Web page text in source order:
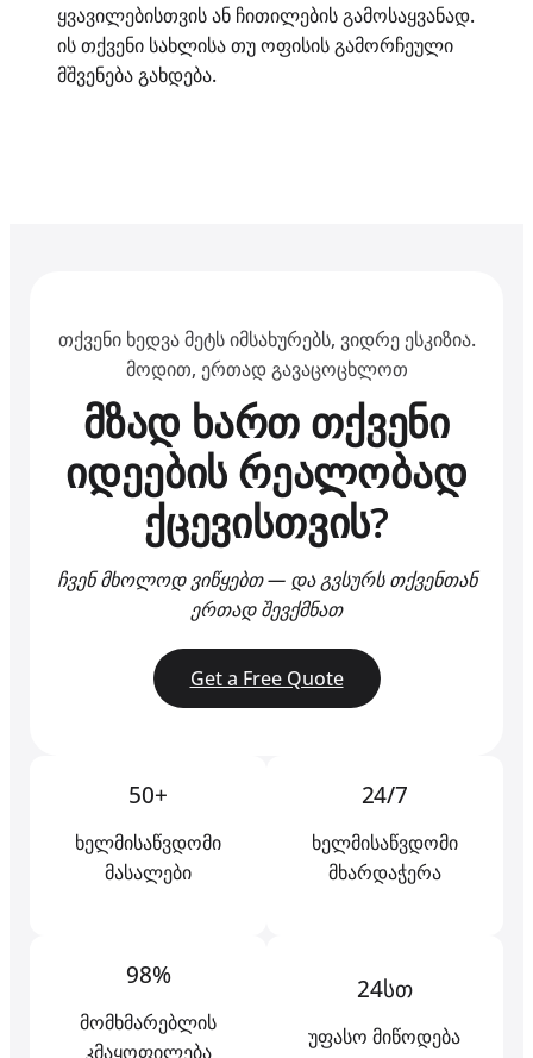
ყვავილებისთვის ან ჩითილების გამოსაყვანად.
ის თქვენი სახლისა თუ ოფისის გამორჩეული
მშვენება გახდება.
თქვენი ხედვა მეტს იმსახურებს, ვიდრე ესკიზია.
მოდით, ერთად გავაცოცხლოთ
მზად ხართ თქვენი
იდეების რეალობად
ქცევისთვის?
ჩვენ მხოლოდ ვიწყებთ — და გვსურს თქვენთან
ერთად შევქმნათ
Get a Free Quote
50+
ხელმისაწვდომი
მასალები
24/7
ხელმისაწვდომი
მხარდაჭერა
98%
მომხმარებლის
კმაყოფილება
24სთ
უფასო მიწოდება